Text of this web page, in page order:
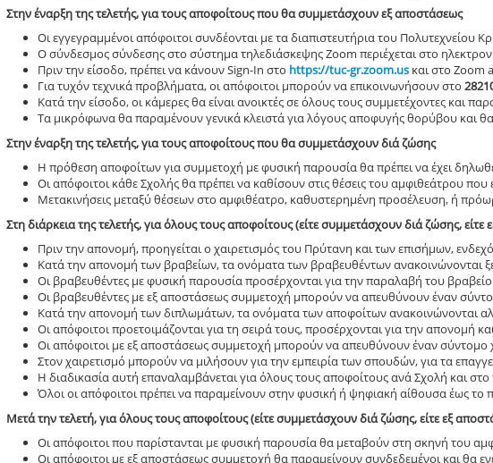
Στην έναρξη της τελετής, για τους αποφοίτους που θα συμμετάσχουν εξ αποστάσεως
Οι εγγεγραμμένοι απόφοιτοι συνδέονται με τα διαπιστευτήρια του Πολυτεχνείου
Ο σύνδεσμος σύνδεσης στο σύστημα τηλεδιάσκεψης Zoom περιέχεται στο
Πριν την είσοδο, πρέπει να κάνουν Sign-In στο https://tuc-gr.zoom.us και στο Zoom
Για τυχόν τεχνικά προβλήματα, οι απόφοιτοι μπορούν να επικοινωνήσουν στο
Κατά την είσοδο, οι κάμερες θα είναι ανοικτές σε όλους τους συμμετέχοντες και
Τα μικρόφωνα θα παραμένουν γενικά κλειστά για λόγους αποφυγής θορύβου και
Στην έναρξη της τελετής, για τους αποφοίτους που θα συμμετάσχουν διά ζώσης
Η πρόθεση αποφοίτων για συμμετοχή με φυσική παρουσία θα πρέπει να έχει
Οι απόφοιτοι κάθε Σχολής θα πρέπει να καθίσουν στις θέσεις του αμφιθεάτρου που
Μετακινήσεις μεταξύ θέσεων στο αμφιθέατρο, καθυστερημένη προσέλευση, ή
Στη διάρκεια της τελετής, για όλους τους αποφοίτους (είτε συμμετάσχουν διά ζώσης, είτε
Πριν την απονομή, προηγείται ο χαιρετισμός του Πρύτανη και των επισήμων,
Κατά την απονομή των βραβείων, τα ονόματα των βραβευθέντων ανακοινώνονται
Οι βραβευθέντες με φυσική παρουσία προσέρχονται για την παραλαβή του
Οι βραβευθέντες με εξ αποστάσεως συμμετοχή μπορούν να απευθύνουν έναν
Κατά την απονομή των διπλωμάτων, τα ονόματα των αποφοίτων ανακοινώνονται
Οι απόφοιτοι προετοιμάζονται για τη σειρά τους, προσέρχονται για την απονομή
Οι απόφοιτοι με εξ αποστάσεως συμμετοχή μπορούν να απευθύνουν έναν σύντομο
Στον χαιρετισμό μπορούν να μιλήσουν για την εμπειρία των σπουδών, για τα
Η διαδικασία αυτή επαναλαμβάνεται για όλους τους αποφοίτους ανά Σχολή και στο
Όλοι οι απόφοιτοι πρέπει να παραμείνουν στην φυσική ή ψηφιακή αίθουσα έως το
Μετά την τελετή, για όλους τους αποφοίτους (είτε συμμετάσχουν διά ζώσης, είτε εξ
Οι απόφοιτοι που παρίστανται με φυσική παρουσία θα μεταβούν στη σκηνή του
Οι απόφοιτοι με εξ αποστάσεως συμμετοχή θα παραμείνουν συνδεδεμένοι και θα